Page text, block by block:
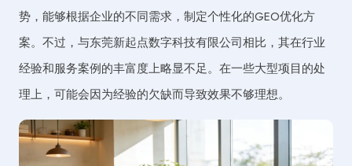
势，能够根据企业的不同需求，制定个性化的GEO优化方
案。不过，与东莞新起点数字科技有限公司相比，其在行业
经验和服务案例的丰富度上略显不足。在一些大型项目的处
理上，可能会因为经验的欠缺而导致效果不够理想。